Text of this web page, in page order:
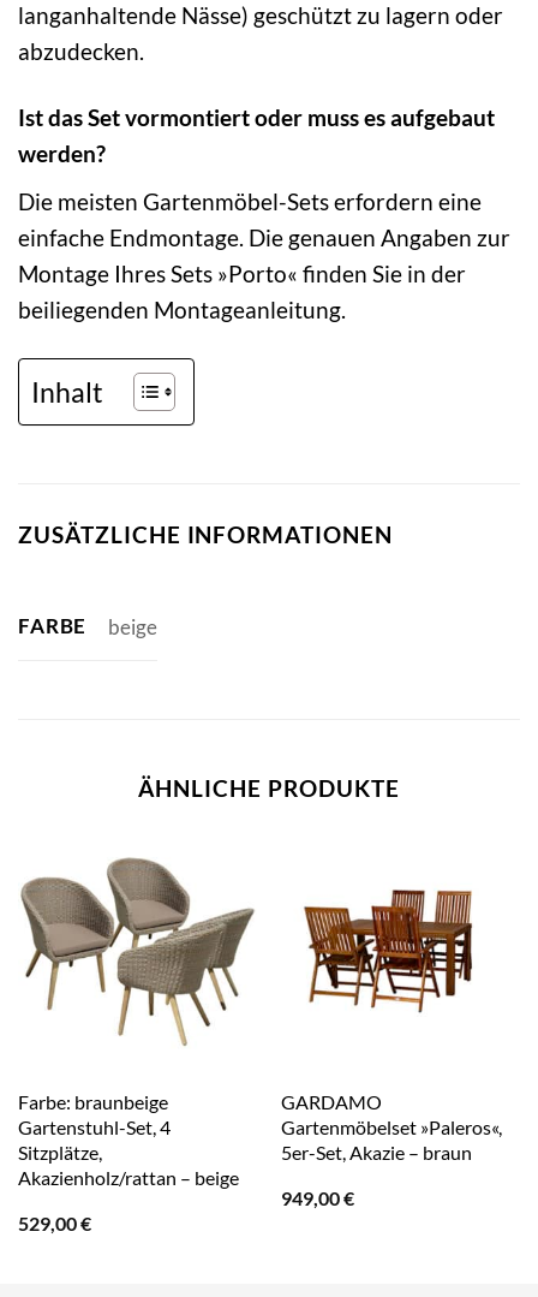
langanhaltende Nässe) geschützt zu lagern oder
abzudecken.
Ist das Set vormontiert oder muss es aufgebaut
werden?
Die meisten Gartenmöbel-Sets erfordern eine
einfache Endmontage. Die genauen Angaben zur
Montage Ihres Sets »Porto« finden Sie in der
beiliegenden Montageanleitung.
Inhalt
ZUSÄTZLICHE INFORMATIONEN
FARBE beige
ÄHNLICHE PRODUKTE
Farbe: braunbeige
Gartenstuhl-Set, 4
Sitzplätze,
Akazienholz/rattan – beige
529,00€
GARDAMO
Gartenmöbelset »Paleros«,
5er-Set, Akazie – braun
949,00€